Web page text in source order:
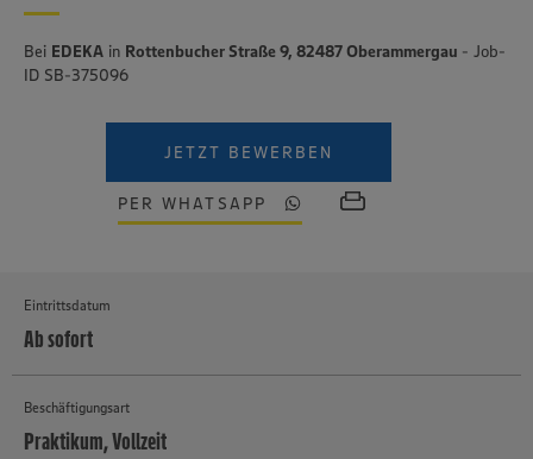
Bei EDEKA in Rottenbucher Straße 9, 82487 Oberammergau - Job-
ID SB-375096
JETZT BEWERBEN
PER WHATSAPP
Eintrittsdatum
Ab sofort
Beschäftigungsart
Praktikum, Vollzeit